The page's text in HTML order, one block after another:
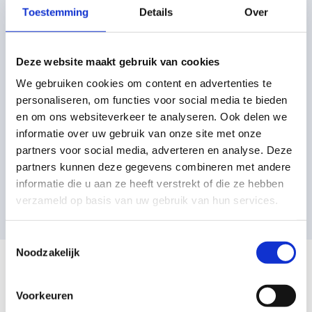
Toestemming Details Over
Deze website maakt gebruik van cookies
We gebruiken cookies om content en advertenties te
personaliseren, om functies voor social media te bieden
en om ons websiteverkeer te analyseren. Ook delen we
informatie over uw gebruik van onze site met onze
partners voor social media, adverteren en analyse. Deze
partners kunnen deze gegevens combineren met andere
informatie die u aan ze heeft verstrekt of die ze hebben
verzameld op basis van uw gebruik van hun services.
Noodzakelijk
Voorkeuren
opdrachten die je uitdagen. Je leert door te oefenen en door te
In de stroomklas gaan we uit van jouw potentie om je te
ontwikkelen naar het niveau waar jij op je sterkst bent. De
stroomklas biedt getalenteerde leerlingen met een mengadvies
extra kansen. Want we zorgen voor uitdagende lessen die je
prikkelen om het beste uit jezelf te halen. In klas 1 en 2 analyseren
we niet alleen de resultaten die je behaalt, maar ook je inzet en
houding. Zo zorgen we dat je begin klas 3 op de juiste plek zit om
uiteindelijk je diploma te halen.
Megan zit in een stroomklas en vertelt: “Het gaat heel goed met